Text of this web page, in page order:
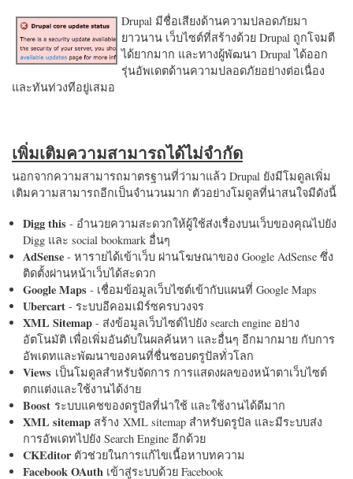
Drupal มีชื่อเสียงด้านความปลอดภัยมา
ยาวนาน เว็บไซต์ที่สร้างด้วย Drupal ถูกโจมตี
ได้ยากมาก และทางผู้พัฒนา Drupal ได้ออก
รุ่นอัพเดตด้านความปลอดภัยอย่างต่อเนื่อง
และทันท่วงทีอยู่เสมอ
เพิ่มเติมความสามารถได้ไม่จำกัด
นอกจากความสามารถมาตรฐานที่ว่ามาแล้ว Drupal ยังมีโมดูลเพิ่ม
เติมความสามารถอีกเป็นจำนวนมาก ตัวอย่างโมดูลที่น่าสนใจมีดังนี้
Digg this - อำนวยความสะดวกให้ผู้ใช้ส่งเรื่องบนเว็บของคุณไปยัง
Digg และ social bookmark อื่นๆ
AdSense - หารายได้เข้าเว็บ ผ่านโฆษณาของ Google AdSense ซึ่ง
ติดตั้งผ่านหน้าเว็บได้สะดวก
Google Maps - เชื่อมข้อมูลเว็บไซต์เข้ากับแผนที่ Google Maps
Ubercart - ระบบอีคอมเมิร์ซครบวงจร
XML Sitemap - ส่งข้อมูลเว็บไซต์ไปยัง search engine อย่าง
อัตโนมัติ เพื่อเพิ่มอันดับในผลค้นหา และอื่นๆ อีกมากมาย กับการ
อัพเดทและพัฒนาของคนที่ชื่นชอบดรูปัลทั่วโลก
Views เป็นโมดูลสำหรับจัดการ การแสดงผลของหน้าตาเว็บไซต์
ตกแต่งและใช้งานได้ง่าย
Boost ระบบแคชของดรูปัลที่น่าใช้ และใช้งานได้ดีมาก
XML sitemap สร้าง XML sitemap สำหรับดรูปัล และมีระบบส่ง
การอัพเดทไปยัง Search Engine อีกด้วย
CKEditorตัวช่วยในการแก้ไขเนื้อหาบทความ
Facebook OAuth เข้าสู่ระบบด้วย Facebook